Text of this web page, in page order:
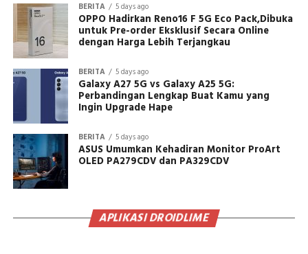
BERITA 5 days ago
OPPO Hadirkan Reno16 F 5G Eco Pack,Dibuka
untuk Pre-order Eksklusif Secara Online
dengan Harga Lebih Terjangkau
BERITA 5 days ago
Galaxy A27 5G vs Galaxy A25 5G:
Perbandingan Lengkap Buat Kamu yang
Ingin Upgrade Hape
BERITA 5 days ago
ASUS Umumkan Kehadiran Monitor ProArt
OLED PA279CDV dan PA329CDV
APLIKASI DROIDLIME